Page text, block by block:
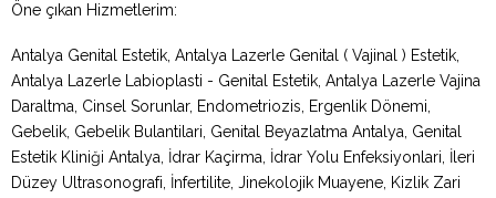
Öne çıkan Hizmetlerim:
Antalya Genital Estetik, Antalya Lazerle Genital ( Vajinal ) Estetik,
Antalya Lazerle Labioplasti - Genital Estetik, Antalya Lazerle Vajina
Daraltma, Cinsel Sorunlar, Endometriozis, Ergenlik Dönemi,
Gebelik, Gebelik Bulantilari, Genital Beyazlatma Antalya, Genital
Estetik Kliniği Antalya, İdrar Kaçirma, İdrar Yolu Enfeksiyonlari, İleri
Düzey Ultrasonografi, İnfertilite, Jinekolojik Muayene, Kizlik Zari